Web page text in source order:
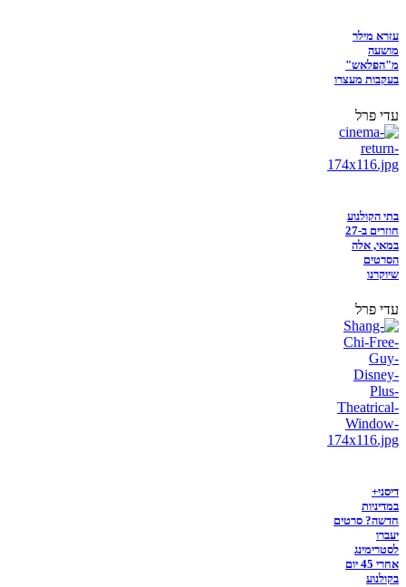
עזרא מילר
מושעה
מ"הפלאש"
בעקבות מעצרו
עדי פרל
בתי הקולנוע
חוזרים ב-27
במאי, אלה
הסרטים
שיוקרנו
עדי פרל
דיסני+
במדיניות
חדשה? סרטים
יעברו
לסטרימינג
אחרי 45 יום
בקולנוע